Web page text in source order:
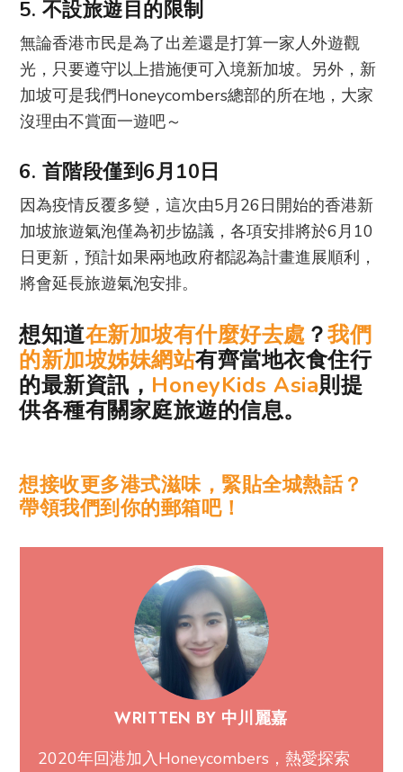
5. 不設旅遊目的限制
無論香港市民是為了出差還是打算一家人外遊觀
光，只要遵守以上措施便可入境新加坡。另外，新
加坡可是我們Honeycombers總部的所在地，大家
沒理由不賞面一遊吧～
6. 首階段僅到6月10日
因為疫情反覆多變，這次由5月26日開始的香港新
加坡旅遊氣泡僅為初步協議，各項安排將於6月10
日更新，預計如果兩地政府都認為計畫進展順利，
將會延長旅遊氣泡安排。
想知道在新加坡有什麼好去處 ？我們
的新加坡姊妹網站有齊當地衣食住行
的最新資訊， HoneyKids Asia則提
供各種有關家庭旅遊的信息。
想接收更多港式滋味，緊貼全城熱話？
帶領我們到你的郵箱吧！
WRITTEN BY 中川麗嘉
2020年回港加入Honeycombers，熱愛探索